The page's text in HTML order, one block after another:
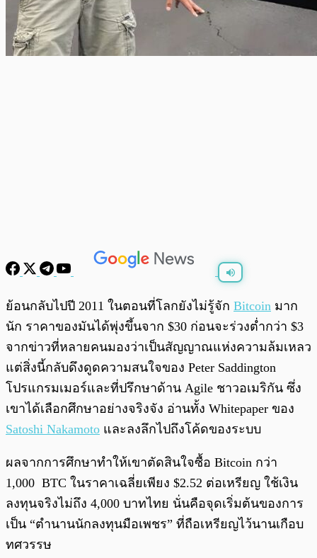
พร้อมเล่น
ย้อนกลับไปปี 2011 ในตอนที่โลกยังไม่รู้จัก Bitcoin มาก
นัก ราคาของมันได้พุ่งขึ้นจาก $30 ก่อนจะร่วงต่ำกว่า $3
จากข่าวที่หลายคนมองว่าเป็นสัญญาณแห่งความล้มเหลว
แต่สิ่งนี้กลับดึงดูดความสนใจของ Peter Saddington
โปรแกรมเมอร์และที่ปรึกษาด้าน Agile ชาวอเมริกัน ซึ่ง
เขาได้เลือกศึกษาอย่างจริงจัง อ่านทั้ง Whitepaper ของ
Satoshi Nakamoto และลงลึกไปถึงโค้ดของระบบ
ผลจากการศึกษาทำให้เขาตัดสินใจซื้อ Bitcoin กว่า
1,000 BTC ในราคาเฉลี่ยเพียง $2.52 ต่อเหรียญ ใช้เงิน
ลงทุนจริงไม่ถึง 4,000 บาทไทย นั่นคือจุดเริ่มต้นของการ
เป็น “ตำนานนักลงทุนมือเพชร” ที่ถือเหรียญไว้นานเกือบ
ทศวรรษ